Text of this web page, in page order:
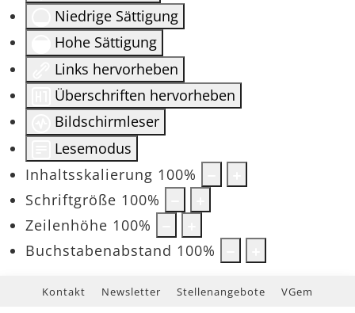
Niedrige Sättigung
Hohe Sättigung
Links hervorheben
Überschriften hervorheben
Bildschirmleser
Lesemodus
Inhaltsskalierung 100%
Schriftgröße 100%
Zeilenhöhe 100%
Buchstabenabstand 100%
Kontakt Newsletter Stellenangebote VGem